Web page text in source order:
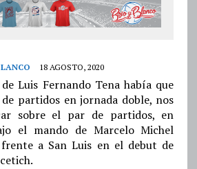
18 AGOSTO, 2020
Luis Fernando Tena había que
partidos en jornada doble, nos
sobre el par de partidos, en
el mando de Marcelo Michel
a San Luis en el debut de